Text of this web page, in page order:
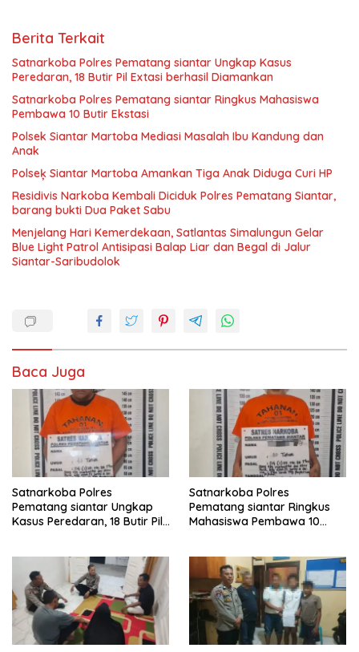
Berita Terkait
Satnarkoba Polres Pematang siantar Ungkap Kasus
Peredaran, 18 Butir Pil Extasi berhasil Diamankan
Satnarkoba Polres Pematang siantar Ringkus Mahasiswa
Pembawa 10 Butir Ekstasi
Polsek Siantar Martoba Mediasi Masalah Ibu Kandung dan
Anak
Polseķ Siantar Martoba Amankan Tiga Anak Diduga Curi HP
Residivis Narkoba Kembali Diciduk Polres Pematang Siantar,
barang bukti Dua Paket Sabu
Menjelang Hari Kemerdekaan, Satlantas Simalungun Gelar
Blue Light Patrol Antisipasi Balap Liar dan Begal di Jalur
Siantar-Saribudolok
Baca Juga
Satnarkoba Polres
Pematang siantar Ungkap
Kasus Peredaran, 18 Butir Pil
Satnarkoba Polres
Pematang siantar Ringkus
Mahasiswa Pembawa 10